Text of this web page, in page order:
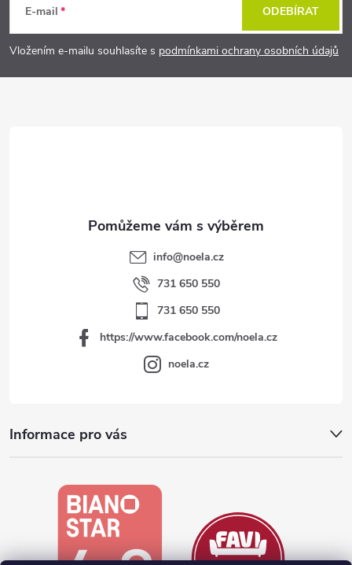
p
a
E-mail
Vložením e-mailu souhlasíte s podmínkami ochrany osobních údajů
ODEBÍRAT
Informace pro vás
info@noela.cz
731 650 550
731 650 550
https://www.facebook.com/noela.cz
noela.cz